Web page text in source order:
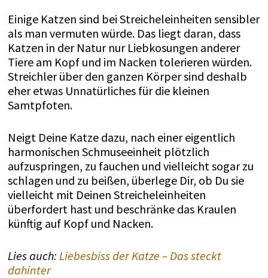
Einige Katzen sind bei Streicheleinheiten sensibler
als man vermuten würde. Das liegt daran, dass
Katzen in der Natur nur Liebkosungen anderer
Tiere am Kopf und im Nacken tolerieren würden.
Streichler über den ganzen Körper sind deshalb
eher etwas Unnatürliches für die kleinen
Samtpfoten.
Neigt Deine Katze dazu, nach einer eigentlich
harmonischen Schmuseeinheit plötzlich
aufzuspringen, zu fauchen und vielleicht sogar zu
schlagen und zu beißen, überlege Dir, ob Du sie
vielleicht mit Deinen Streicheleinheiten
überfordert hast und beschränke das Kraulen
künftig auf Kopf und Nacken.
Lies auch: Liebesbiss der Katze – Das steckt
dahinter